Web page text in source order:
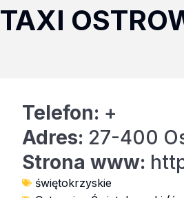
TAXI
Telefon: +
Adres: 27-400
Strona www:
świętokrzyskie